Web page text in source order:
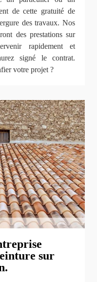
de cette gratuité de
des travaux. Nos
des prestations sur
rapidement et
signé le contrat.
votre projet ?
sur